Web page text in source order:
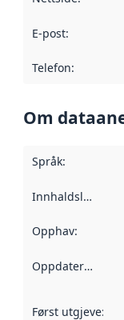
E-post:
Telefon:
Om
Språk:
Innhaldsleverandørar
Opphav:
Oppdateringsfrekvens
Først utgjeve: